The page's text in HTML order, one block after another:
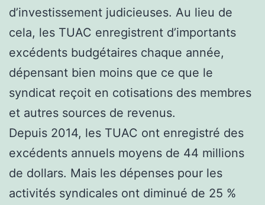
d’investissement judicieuses. Au lieu de
cela, les TUAC enregistrent d’importants
excédents budgétaires chaque année,
dépensant bien moins que ce que le
syndicat reçoit en cotisations des membres
et autres sources de revenus.
Depuis 2014, les TUAC ont enregistré des
excédents annuels moyens de 44 millions
de dollars. Mais les dépenses pour les
activités syndicales ont diminué de 25 %